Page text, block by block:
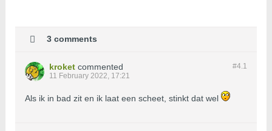
3 comments
#4.1
kroket commented
11 February 2022, 17:21
Als ik in bad zit en ik laat een scheet, stinkt dat wel